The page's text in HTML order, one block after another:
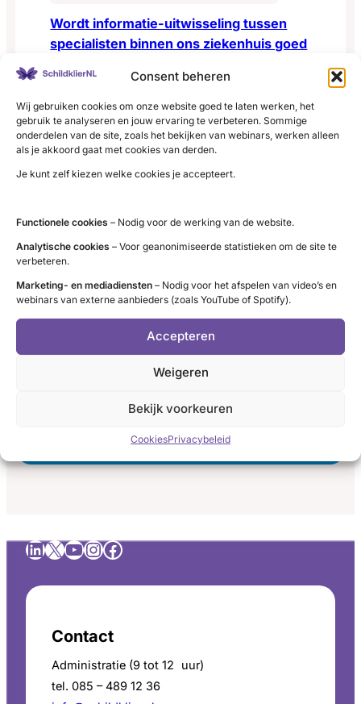
Consent beheren
Wij gebruiken cookies om onze website goed te laten werken, het
gebruik te analyseren en jouw ervaring te verbeteren. Sommige
onderdelen van de site, zoals het bekijken van webinars, werken alleen
als je akkoord gaat met cookies van derden.
Je kunt zelf kiezen welke cookies je accepteert.
Functionele cookies – Nodig voor de werking van de website.
Analytische cookies – Voor geanonimiseerde statistieken om de site te
verbeteren.
Marketing- en mediadiensten – Nodig voor het afspelen van video’s en
webinars van externe aanbieders (zoals YouTube of Spotify).
Accepteren
Weigeren
Bekijk voorkeuren
CookiesPrivacybeleid
klachten
actief
doorverwezen
het
juiste
specialisme?
Wordt informatie-uitwisseling tussen
specialisten binnen ons ziekenhuis goed
Bij comorbiditeit of complexe klachten wordt tijdig
en gericht doorverwezen naar het juiste
specialisme.
Lees meer:
informatie-
tussen
specialisten
binnen
ons
ziekenhuis
de
Samenwerking met andere specialismen
genoeg opgezet om verschillende
specialismen te betrekken waar nodig?
is één consistent verhaal naar de patiënt.
Zijn
multidisciplinaire
opgezet
te
LinkedIn
X YouTube
Instagram
Facebook
Contact
Administratie (9 tot 12 uur)
tel. 085 – 489 12 36